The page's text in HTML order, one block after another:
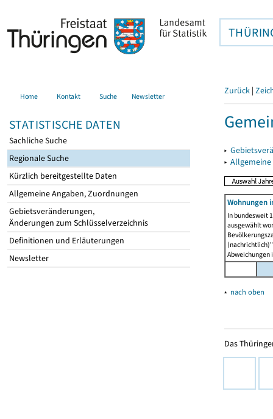
Home Kontakt Suche Newsletter
STATISTISCHE DATEN
Sachliche Suche
Regionale Suche
Kürzlich bereitgestellte Daten
Allgemeine Angaben, Zuordnungen
Gebietsveränderungen,
Änderungen zum Schlüsselverzeichnis
Definitionen und Erläuterungen
Newsletter
Zurück |
▸
▸
Wohnungen
In bundesweit
ausgewählt
Abweichungen
▴ nach oben
Das